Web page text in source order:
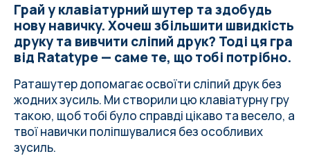
Грай у клавіатурний шутер та здобудь
нову навичку. Хочеш збільшити швидкість
друку та вивчити сліпий друк? Тоді ця гра
від Ratatype — саме те, що тобі потрібно.
Раташутер допомагає освоїти сліпий друк без
жодних зусиль. Ми створили цю клавіатурну гру
такою, щоб тобі було справді цікаво та весело, а
твої навички поліпшувалися без особливих
зусиль.